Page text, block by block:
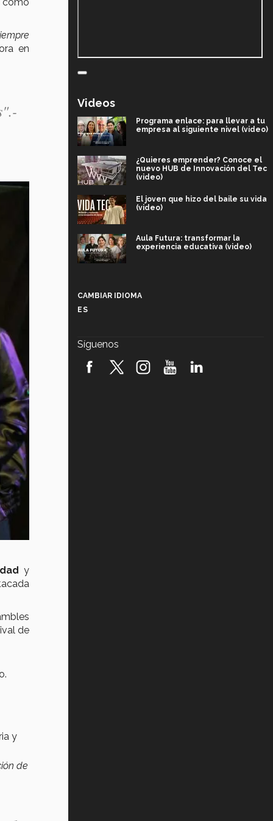
en
y
de
y
de
Videos
Programa enlace: para llevar a tu
empresa al siguiente nivel (video)
¿Quieres emprender? Conoce el
nuevo HUB de Innovación del Tec
(video)
El joven que hizo del baile su vida
(video)
Aula Futura: transformar la
experiencia educativa (video)
robótica FIRST 2026! (video)
CAMBIAR IDIOMA
ES
Síguenos